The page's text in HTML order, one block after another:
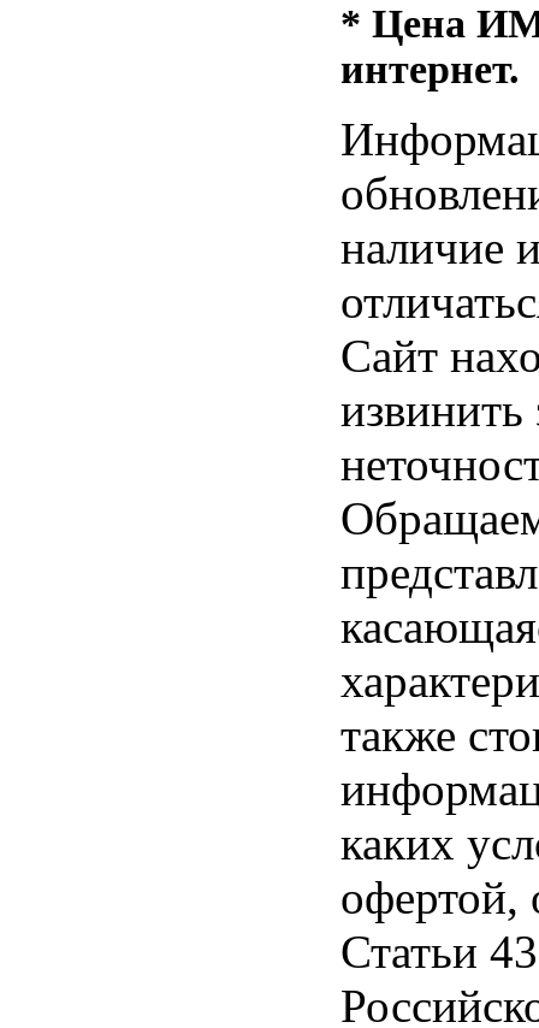
* Цена ИМ
интернет.
наличие
Сайт
также
каких
офертой,
Статьи